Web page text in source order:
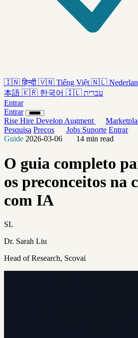
🇮🇳 हिन्दी 🇻🇳 Tiếng Việt 🇳🇱
本語 🇰🇷 한국어 🇮🇱 עברית
Entrar
Entrar
Rise Hire Develop Augment
Pesquisa Preços Jobs Suporte Entrar
Guide 2026-03-06 14 min read
O guia completo
os preconceitos na
com IA
SL
Dr. Sarah Liu
Head of Research, Scovai